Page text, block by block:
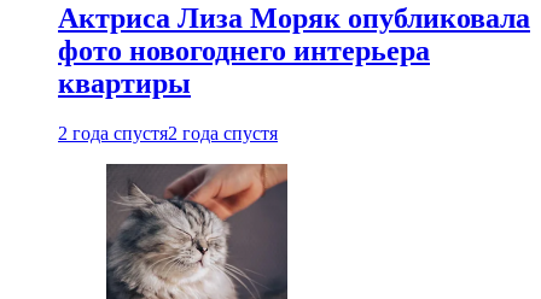
Актриса Лиза Моряк опубликовала
фото новогоднего интерьера
квартиры
2 года спустя2 года спустя